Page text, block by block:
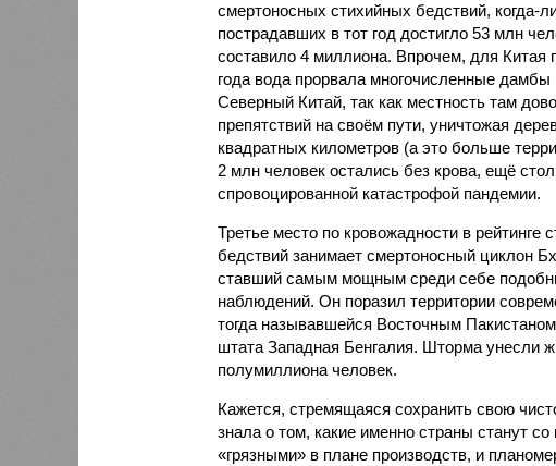
смертоносных стихийных бедствий, когда-
пострадавших в тот год достигло 53 млн
составило 4 миллиона. Впрочем, для Китая
года вода прорвала многочисленные
Северный Китай, так как местность там
препятствий на своём пути, уничтожая
квадратных километров (а это больше
2 млн человек остались без крова, ещё
спровоцированной катастрофой пандемии.
Третье место по кровожадности в рейтинге
бедствий занимает смертоносный циклон
ставший самым мощным среди себе
наблюдений. Он поразил территории
тогда называвшейся Восточным
штата Западная Бенгалия. Шторма унесли
полумиллиона человек.
Кажется, стремящаяся сохранить свою
знала о том, какие именно страны станут
«грязными» в плане производств, и